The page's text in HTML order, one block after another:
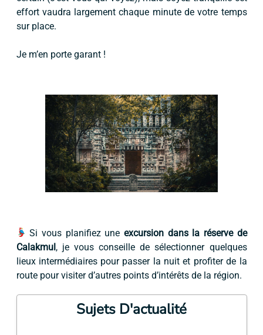
effort vaudra largement chaque minute de votre temps
sur place.
Je m’en porte garant !
Si vous planifiez une excursion dans la réserve de
Calakmul, je vous conseille de sélectionner quelques
lieux intermédiaires pour passer la nuit et profiter de la
route pour visiter d’autres points d’intérêts de la région.
Sujets D'actualité